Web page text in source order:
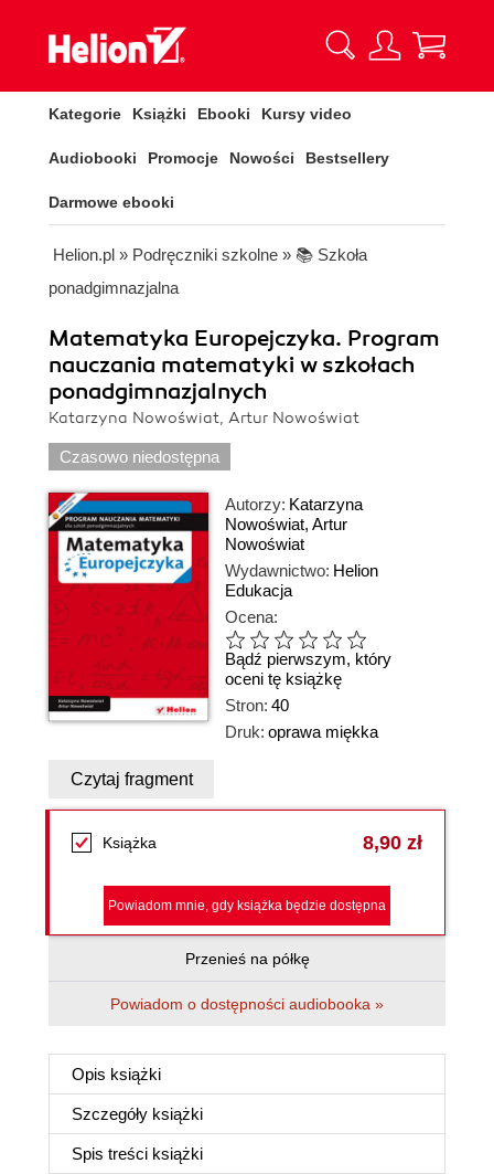
Kategorie Książki Ebooki Kursy video
Audiobooki Promocje Nowości Bestsellery
Darmowe ebooki
Helion.pl » Podręczniki szkolne » 📚 Szkoła
ponadgimnazjalna
Matematyka Europejczyka. Program
nauczania matematyki w szkołach
ponadgimnazjalnych
Katarzyna Nowoświat, Artur Nowoświat
Czasowo niedostępna
Autorzy: Katarzyna
Nowoświat, Artur
Nowoświat
Wydawnictwo: Helion
Edukacja
Ocena:
Bądź pierwszym, który
oceni tę książkę
Stron: 40
Druk: oprawa miękka
Czytaj fragment
Książka 8,90 zł
Powiadom mnie, gdy książka będzie dostępna
Przenieś na półkę
Powiadom o dostępności audiobooka »
Opis książki
Szczegóły książki
Spis treści książki